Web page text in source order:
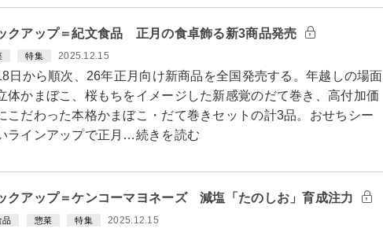
クアップ＝紀文食品 正月の食卓飾る新3商品発売
特集 2025.12.15
日から順次、26年正月向け新商品を全国発売する。年越しの場面
体かまぼこ、桜もちをイメージした新感覚のだて巻き、高付加価
こだわった本格かまぼこ・だて巻きセットの計3品。おせちシー
ラインアップで正月…続きを読む
クアップ＝ケンコーマヨネーズ 減塩「たのしお」育成注力
品 惣菜 特集 2025.12.15